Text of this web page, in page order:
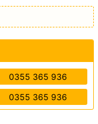
0355 365 936
0355 365 936